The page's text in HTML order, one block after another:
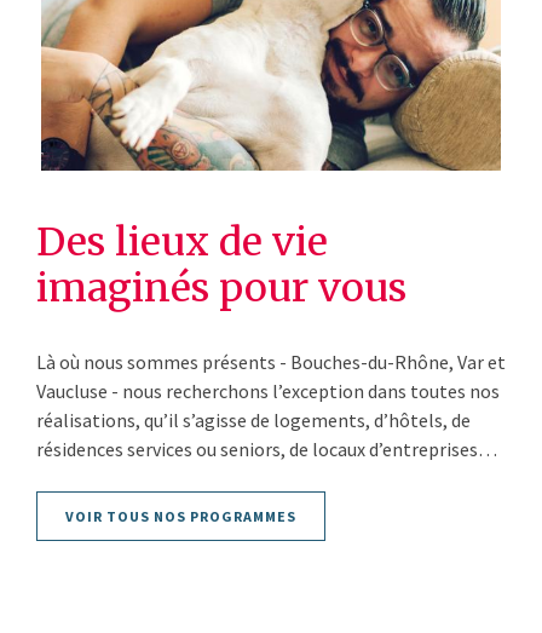
Des lieux de vie
imaginés pour vous
Là où nous sommes présents - Bouches-du-Rhône, Var et
Vaucluse - nous recherchons l’exception dans toutes nos
réalisations, qu’il s’agisse de logements, d’hôtels, de
résidences services ou seniors, de locaux d’entreprises…
VOIR TOUS NOS PROGRAMMES